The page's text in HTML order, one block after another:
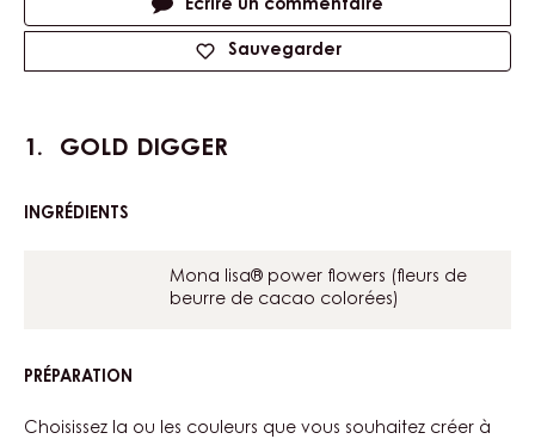
Écrire un commentaire
Sauvegarder
GOLD DIGGER
INGRÉDIENTS
Mona lisa® power flowers (fleurs de
beurre de cacao colorées)
PRÉPARATION
DIGGER
Choisissez la ou les couleurs que vous souhaitez créer à